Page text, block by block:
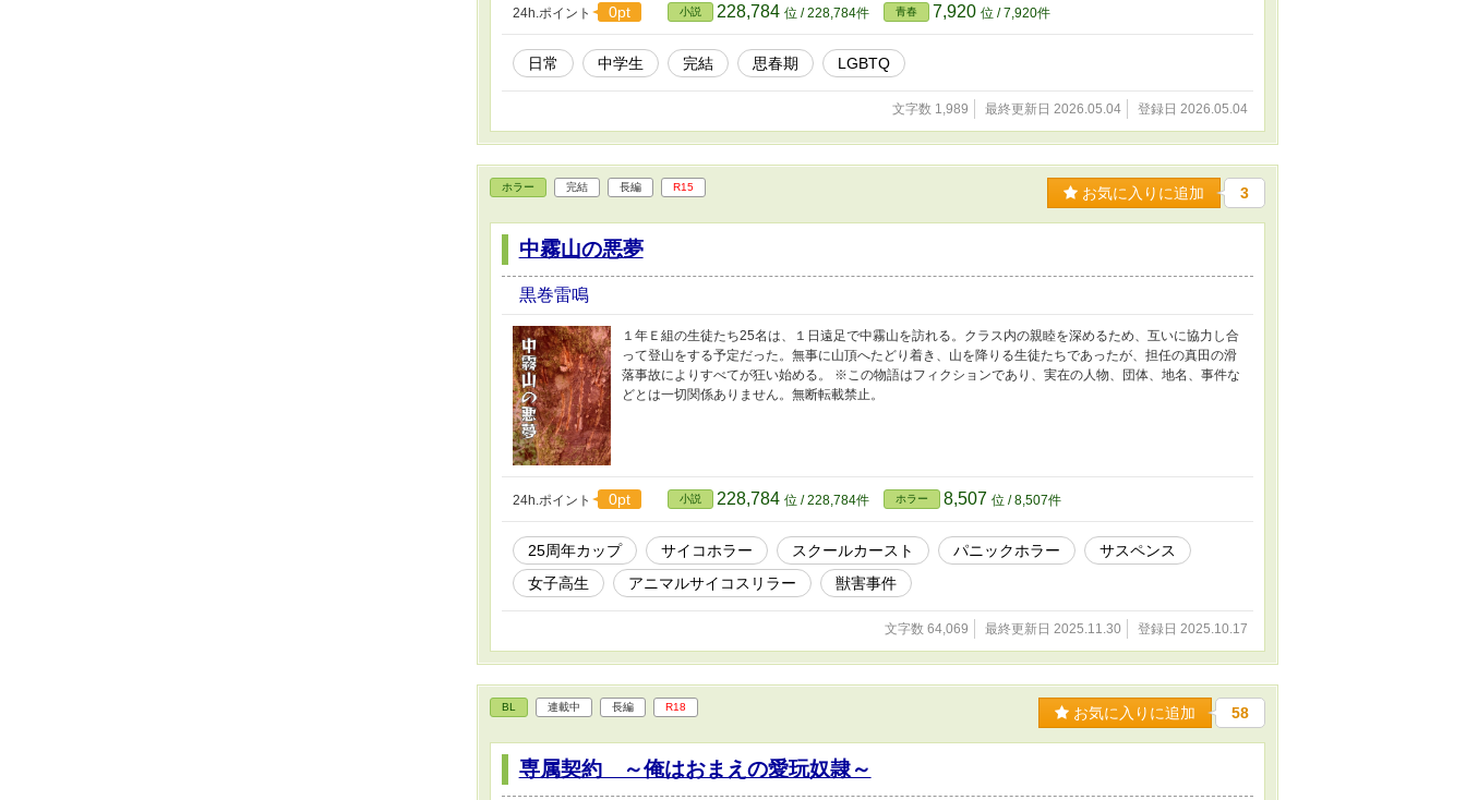
24h.ポイント 0pt 小説 228,784 位 / 228,784件 青春 7,920 位 / 7,920件
日常 中学生 完結 思春期 LGBTQ
文字数 1,989 最終更新日 2026.05.04 登録日 2026.05.04
ホラー 完結 長編 R15 お気に入りに追加 3
中霧山の悪夢
黒巻雷鳴
１年Ｅ組の生徒たち25名は、１日遠足で中霧山を訪れる。クラス内の親睦を深めるため、互いに協力し合
って登山をする予定だった。無事に山頂へたどり着き、山を降りる生徒たちであったが、担任の真田の滑
落事故によりすべてが狂い始める。 ※この物語はフィクションであり、実在の人物、団体、地名、事件な
どとは一切関係ありません。無断転載禁止。
24h.ポイント 0pt 小説 228,784 位 / 228,784件 ホラー 8,507 位 / 8,507件
25周年カップ サイコホラー スクールカースト パニックホラー
サスペンス
女子高生
アニマルサイコスリラー 獣害事件
文字数 64,069 最終更新日 2025.11.30 登録日 2025.10.17
BL 連載中 長編 R18 お気に入りに追加 58
専属契約 ～俺はおまえの愛玩奴隷～